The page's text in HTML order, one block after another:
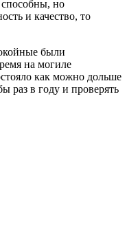
способны, но
и качество, то
были
на могиле
как можно дольше
раз в году и проверять